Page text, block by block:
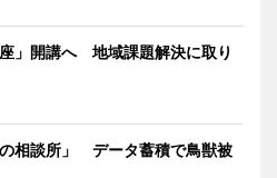
座」開講へ 地域課題解決に取り
相談所」 データ蓄積で鳥獣被